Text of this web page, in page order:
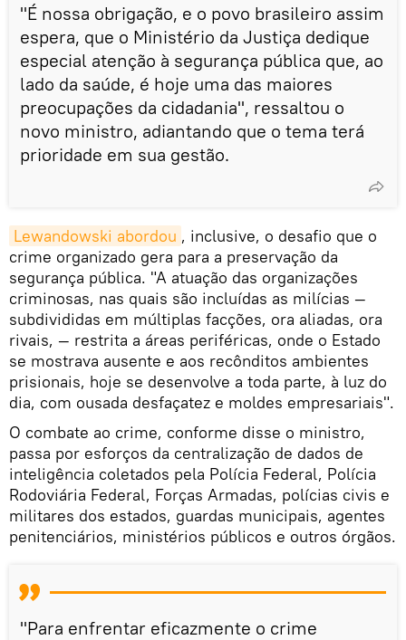
"É nossa obrigação, e o povo brasileiro assim
espera, que o Ministério da Justiça dedique
especial atenção à segurança pública que, ao
lado da saúde, é hoje uma das maiores
preocupações da cidadania", ressaltou o
novo ministro, adiantando que o tema terá
prioridade em sua gestão.
Lewandowski abordou , inclusive, o desafio que o
crime organizado gera para a preservação da
segurança pública. "A atuação das organizações
criminosas, nas quais são incluídas as milícias —
subdivididas em múltiplas facções, ora aliadas, ora
rivais, — restrita a áreas periféricas, onde o Estado
se mostrava ausente e aos recônditos ambientes
prisionais, hoje se desenvolve a toda parte, à luz do
dia, com ousada desfaçatez e moldes empresariais".
O combate ao crime, conforme disse o ministro,
passa por esforços da centralização de dados de
inteligência coletados pela Polícia Federal, Polícia
Rodoviária Federal, Forças Armadas, polícias civis e
militares dos estados, guardas municipais, agentes
penitenciários, ministérios públicos e outros órgãos.
"Para enfrentar eficazmente o crime